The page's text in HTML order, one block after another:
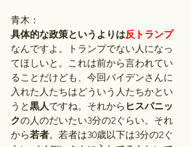
青木：
具体的な政策というよりは反トランプ
なんですよ。トランプでない人になっ
てほしいと。これは前から言われてい
ることだけども、今回バイデンさんに
入れた人たちはどういう人たちかとい
うと黒人ですね。それから ヒスパニッ
クの人のだいたい3分の2ぐらい。それ
から若者。若者は30歳以下は3分の2ぐ